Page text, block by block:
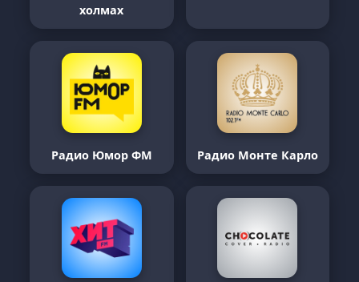
холмах
Радио Юмор ФМ Радио Монте Карло